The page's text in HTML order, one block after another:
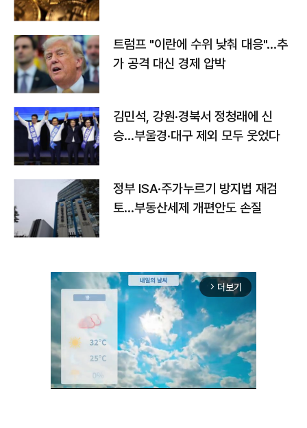
트럼프 "이란에 수위 낮춰 대응"…추
가 공격 대신 경제 압박
김민석, 강원·경북서 정청래에 신
승…부울경·대구 제외 모두 웃었다
정부 ISA·주가누르기 방지법 재검
토…부동산세제 개편안도 손질
arrow_forward_ios 더보기